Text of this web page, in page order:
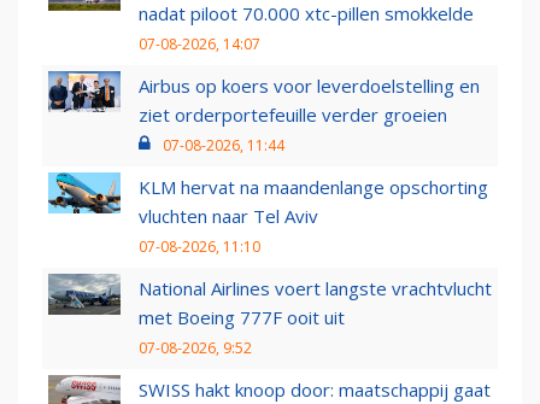
nadat piloot 70.000 xtc-pillen smokkelde
07-08-2026, 14:07
Airbus op koers voor leverdoelstelling en
ziet orderportefeuille verder groeien
07-08-2026, 11:44
KLM hervat na maandenlange opschorting
vluchten naar Tel Aviv
07-08-2026, 11:10
National Airlines voert langste vrachtvlucht
met Boeing 777F ooit uit
07-08-2026, 9:52
SWISS hakt knoop door: maatschappij gaat